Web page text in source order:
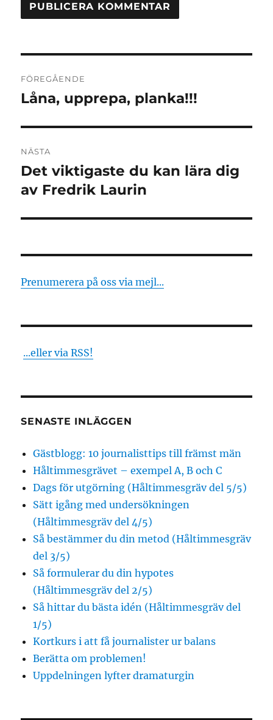
FÖREGÅENDE
Föregående
Låna, upprepa, planka!!!
NÄSTA
Nästa
inlägg:
Det viktigaste du kan lära dig
av Fredrik Laurin
Prenumerera på oss via mejl...
...eller via RSS!
SENASTE INLÄGGEN
Gästblogg: 10 journalisttips till främst män
Håltimmesgrävet – exempel A, B och C
Dags för utgörning (Håltimmesgräv del 5/5)
Sätt igång med undersökningen
(Håltimmesgräv del 4/5)
Så bestämmer du din metod (Håltimmesgräv
del 3/5)
Så formulerar du din hypotes
(Håltimmesgräv del 2/5)
Så hittar du bästa idén (Håltimmesgräv del
1/5)
Kortkurs i att få journalister ur balans
Berätta om problemen!
Uppdelningen lyfter dramaturgin